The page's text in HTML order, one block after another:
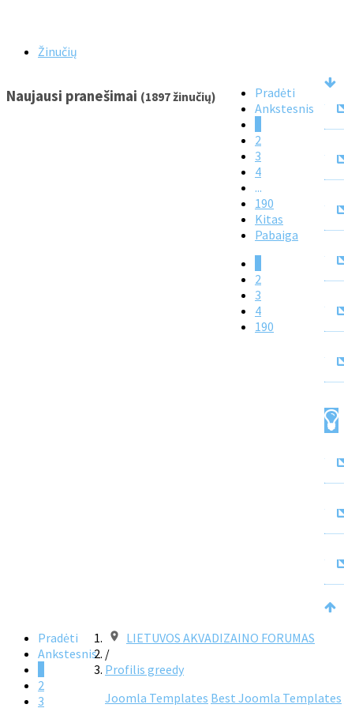
Žinučių
Naujausi pranešimai (1897 žinučių)
Pradėti
Ankstesnis
2
3
4
...
190
Kitas
Pabaiga
2
3
4
190
Pradėti
Ankstesnis
2
3
LIETUVOS AKVADIZAINO FORUMAS
/
Profilis greedy
Joomla Templates Best Joomla Templates